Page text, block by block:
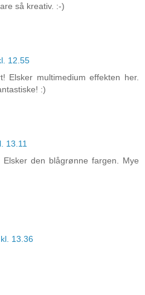
så kreativ. :-)
12.55
Elsker multimedium effekten her.
:)
13.11
den blågrønne fargen. Mye
13.36